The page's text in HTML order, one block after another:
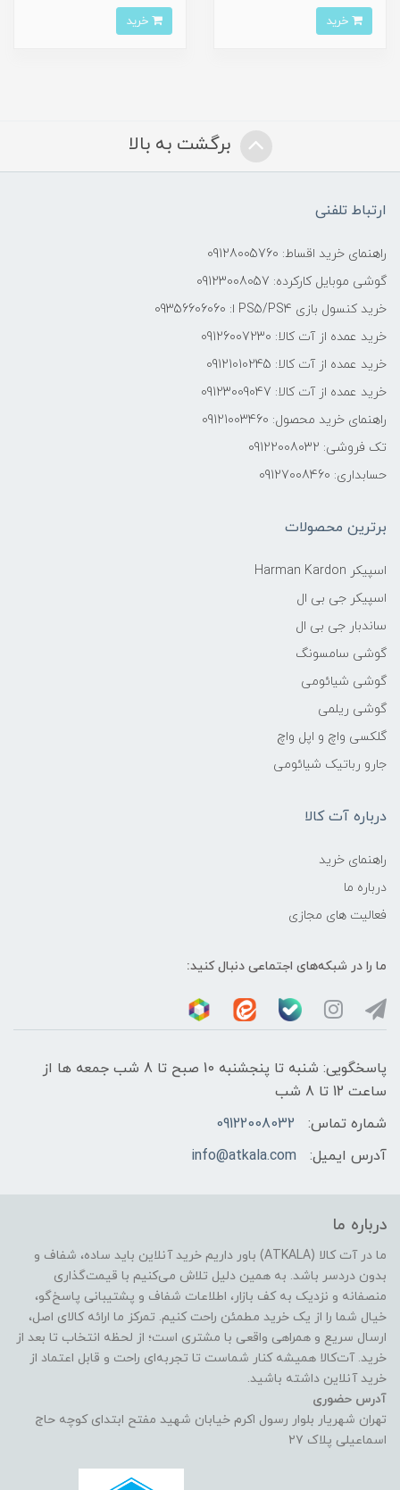
برگشت به بالا
ارتباط تلفنی
راهنمای خرید اقساط: 09128005760
گوشی موبایل کارکرده: 09123008057
خرید کنسول بازی PS5/PS4 ا: 09356606060
خرید عمده از آت کالا: 09126007230
خرید عمده از آت کالا: 09121010245
خرید عمده از آت کالا: 09123009047
راهنمای خرید محصول: 09121003460
تک فروشی: 09122008032
حسابداری: 09127008460
برترین محصولات
اسپیکر Harman Kardon
اسپیکر جی بی ال
ساندبار جی بی ال
گوشی سامسونگ
گوشی شیائومی
گوشی ریلمی
گلکسی واچ و اپل واچ
جارو رباتیک شیائومی
درباره آت کالا
راهنمای خرید
درباره ما
فعالیت های مجازی
ما را در شبکه‌های اجتماعی دنبال کنید:
پاسخگویی: شنبه تا پنجشنبه 10 صبح تا 8 شب جمعه ها از
ساعت 12 تا 8 شب
شماره تماس:
09122008032
آدرس ایمیل:
info@atkala.com
درباره ما
ما در آت کالا (ATKALA) باور داریم خرید آنلاین باید ساده، شفاف و
بدون دردسر باشد. به همین دلیل تلاش می‌کنیم با قیمت‌گذاری
منصفانه و نزدیک به کف بازار، اطلاعات شفاف و پشتیبانی پاسخ‌گو،
خیال شما را از یک خرید مطمئن راحت کنیم. تمرکز ما ارائه کالای اصل،
ارسال سریع و همراهی واقعی با مشتری است؛ از لحظه انتخاب تا بعد از
خرید. آت‌کالا همیشه کنار شماست تا تجربه‌ای راحت و قابل اعتماد از
خرید آنلاین داشته باشید.
آدرس حضوری
تهران شهریار بلوار رسول اکرم خیابان شهید مفتح ابتدای کوچه حاج
اسماعیلی پلاک ۲۷